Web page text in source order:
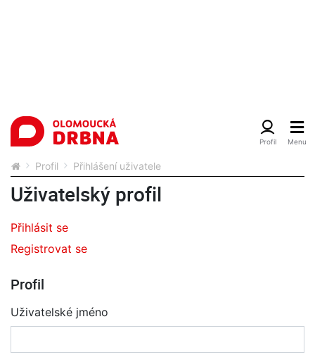
Profil Přihlášení uživatele
Uživatelský profil
Přihlásit se
Registrovat se
Profil
Uživatelské jméno